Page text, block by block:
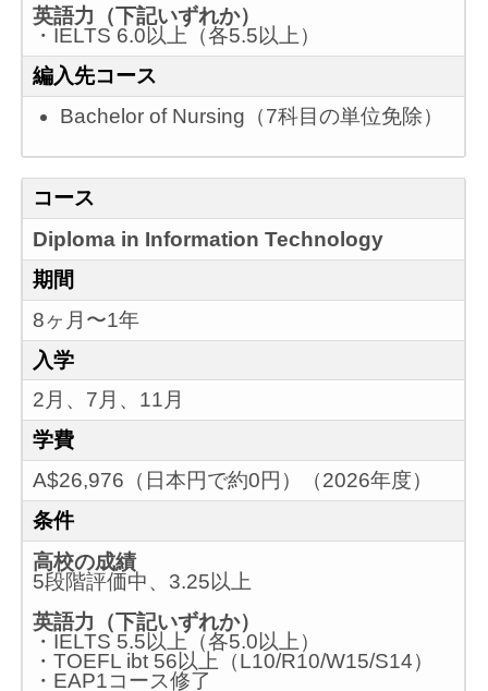
英語力（下記いずれか）
・IELTS 6.0以上（各5.5以上）
編入先コース
Bachelor of Nursing（7科目の単位免除）
コース
Diploma in Information Technology
期間
8ヶ月〜1年
入学
2月、7月、11月
学費
A$26,976（日本円で約0円）（2026年度）
条件
高校の成績
5段階評価中、3.25以上
英語力（下記いずれか）
・IELTS 5.5以上（各5.0以上）
・TOEFL ibt 56以上（L10/R10/W15/S14）
・EAP1コース修了